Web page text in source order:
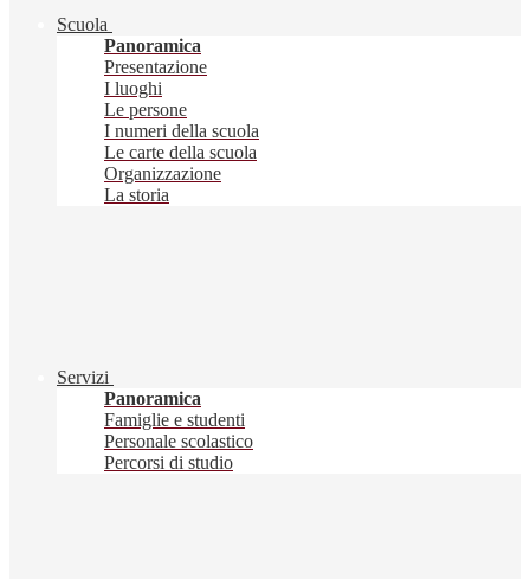
Scuola
Panoramica
Presentazione
I luoghi
Le persone
I numeri della scuola
Le carte della scuola
Organizzazione
La storia
Servizi
Panoramica
Famiglie e studenti
Personale scolastico
Percorsi di studio